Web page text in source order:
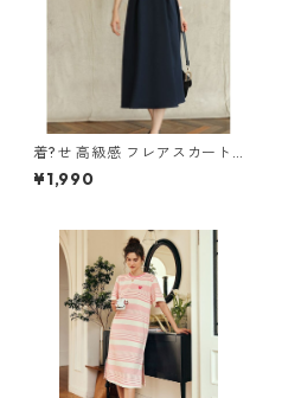
着?せ 高級感 フレアスカート
m-280
¥1,990